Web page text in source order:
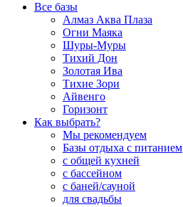
Все базы
Алмаз Аква Плаза
Огни Маяка
Шуры-Муры
Тихий Дон
Золотая Ива
Тихие Зори
Айвенго
Горизонт
Как выбрать?
Мы рекомендуем
Базы отдыха с питанием
с общей кухней
с бассейном
с баней/сауной
для свадьбы